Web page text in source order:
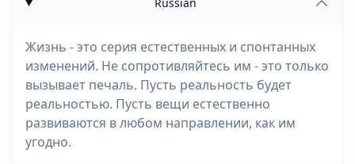
Жизнь - это серия естественных и спонтанных
изменений. Не сопротивляйтесь им - это только
вызывает печаль. Пусть реальность будет
реальностью. Пусть вещи естественно
развиваются в любом направлении, как им
угодно.